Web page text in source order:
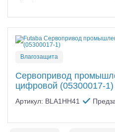
Влагозащита
Сервопривод
цифровой (05300017-1)
Артикул: BLA1HH41